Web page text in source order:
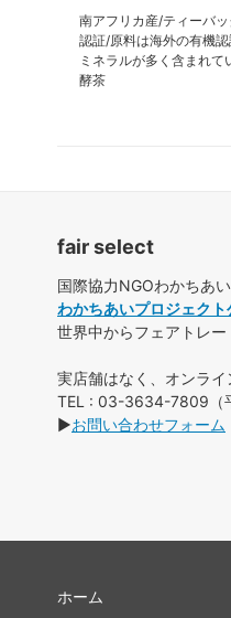
南アフリカ産/ティーバ
認証/原料は海外の有機
ミネラルが多く含まれ
酵茶
fair select
国際協力NGOわかちあ
わかちあいプロジェク
世界中からフェアトレー
実店舗はなく、オンライ
TEL : 03-3634-7809（
▶お問い合わせフォーム
ホーム